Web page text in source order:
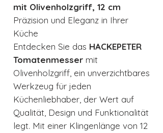
mit Olivenholzgriff, 12 cm
Präzision und Eleganz in Ihrer
Küche
Entdecken Sie das HACKEPETER
Tomatenmesser mit
Olivenholzgriff, ein unverzichtbares
Werkzeug für jeden
Küchenliebhaber, der Wert auf
Qualität, Design und Funktionalität
legt. Mit einer Klingenlänge von 12